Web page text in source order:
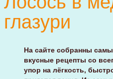
глазури
На сайте собранны
вкусные рецепты со
упор на лёгкость,